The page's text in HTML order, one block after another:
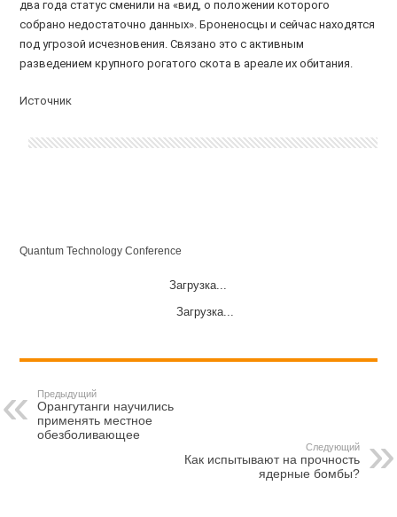
два года статус сменили на «вид, о положении которого
собрано недостаточно данных». Броненосцы и сейчас находятся
под угрозой исчезновения. Связано это с активным
разведением крупного рогатого скота в ареале их обитания.
Источник
Quantum Technology Conference
Загрузка...
Загрузка...
Предыдущий
Орангутанги научились
применять местное
обезболивающее
Следующий
Как испытывают на прочность
ядерные бомбы?